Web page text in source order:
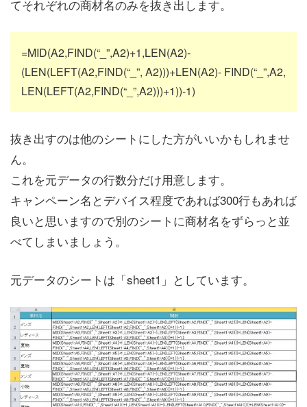
てそれぞれの商材名のみを抜き出します。
=MID(A2,FIND(“_”,A2)+1,LEN(A2)-
(LEN(LEFT(A2,FIND(“_”, A2)))+LEN(A2)- FIND(“_”,A2,
LEN(LEFT(A2,FIND(“_”,A2)))+1))-1)
抜き出すのは他のシートにした方がいいかもしれませ
ん。
これを元データの行数分だけ用意します。
キャンペーン名とデバイス程度であれば300行もあれば
良いと思いますので別のシートに商材名をずらっと並
べてしまいましょう。
元データのシートは「sheet1」としています。